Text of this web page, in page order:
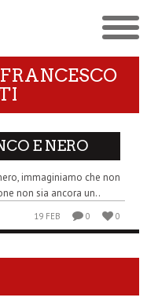
E NERO
immaginiamo che non
non sia ancora un..
19 FEB 0 0